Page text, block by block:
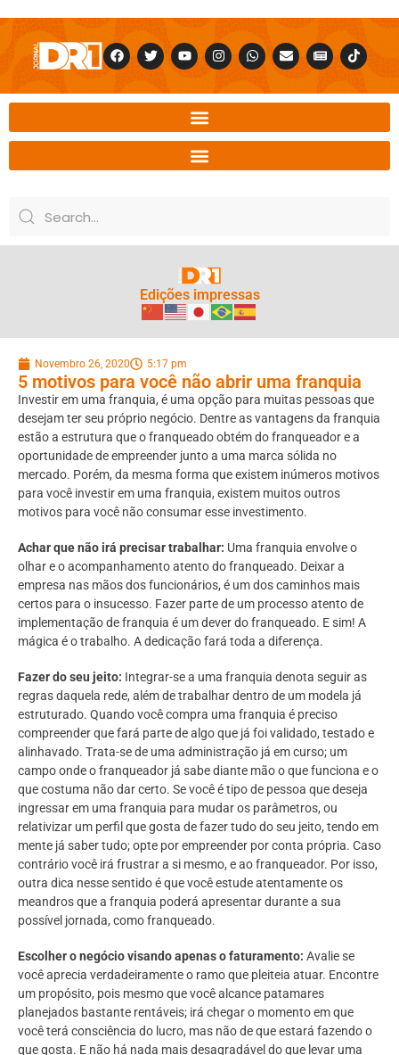
Edições impressas
Novembro 26, 2020 5:17 pm
5 motivos para você não abrir uma franquia
Investir em uma franquia, é uma opção para muitas pessoas que
desejam ter seu próprio negócio. Dentre as vantagens da franquia
estão a estrutura que o franqueado obtém do franqueador e a
oportunidade de empreender junto a uma marca sólida no
mercado. Porém, da mesma forma que existem inúmeros motivos
para você investir em uma franquia, existem muitos outros
motivos para você não consumar esse investimento.
Achar que não irá precisar trabalhar: Uma franquia envolve o
olhar e o acompanhamento atento do franqueado. Deixar a
empresa nas mãos dos funcionários, é um dos caminhos mais
certos para o insucesso. Fazer parte de um processo atento de
implementação de franquia é um dever do franqueado. E sim! A
mágica é o trabalho. A dedicação fará toda a diferença.
Fazer do seu jeito: Integrar-se a uma franquia denota seguir as
regras daquela rede, além de trabalhar dentro de um modela já
estruturado. Quando você compra uma franquia é preciso
compreender que fará parte de algo que já foi validado, testado e
alinhavado. Trata-se de uma administração já em curso; um
campo onde o franqueador já sabe diante mão o que funciona e o
que costuma não dar certo. Se você é tipo de pessoa que deseja
ingressar em uma franquia para mudar os parâmetros, ou
relativizar um perfil que gosta de fazer tudo do seu jeito, tendo em
mente já saber tudo; opte por empreender por conta própria. Caso
contrário você irá frustrar a si mesmo, e ao franqueador. Por isso,
outra dica nesse sentido é que você estude atentamente os
meandros que a franquia poderá apresentar durante a sua
possível jornada, como franqueado.
Escolher o negócio visando apenas o faturamento: Avalie se
você aprecia verdadeiramente o ramo que pleiteia atuar. Encontre
um propósito, pois mesmo que você alcance patamares
planejados bastante rentáveis; irá chegar o momento em que
você terá consciência do lucro, mas não de que estará fazendo o
que gosta. E não há nada mais desagradável do que levar uma